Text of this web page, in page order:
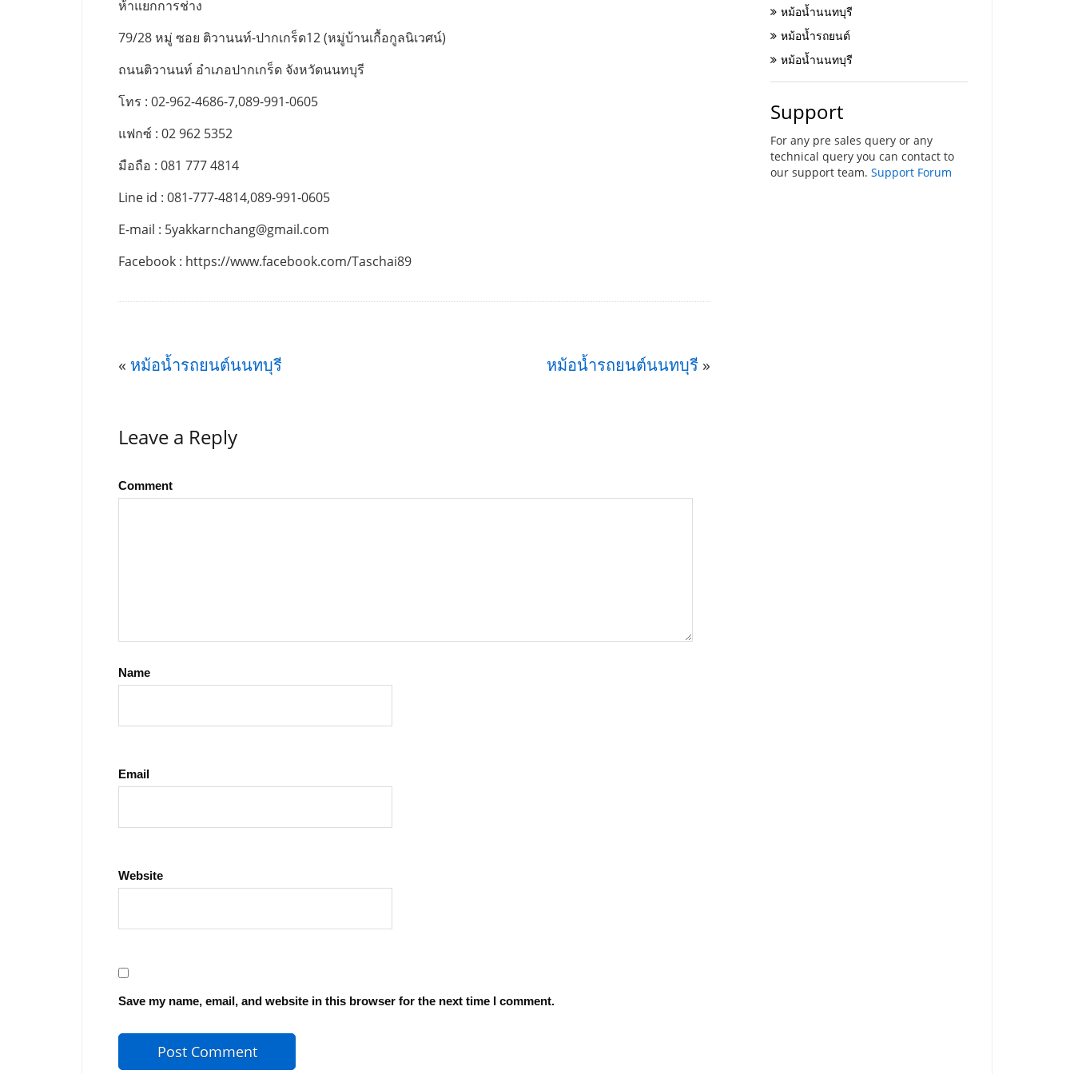
ห้าแยกการช่าง
79/28 หมู่ ซอย ติวานนท์-ปากเกร็ด12 (หมู่บ้านเกื้อกูลนิเวศน์)
ถนนติวานนท์ อำเภอปากเกร็ด จังหวัดนนทบุรี
โทร : 02-962-4686-7,089-991-0605
แฟกซ์ : 02 962 5352
มือถือ : 081 777 4814
Line id : 081-777-4814,089-991-0605
E-mail : 5yakkarnchang@gmail.com
Facebook : https://www.facebook.com/Taschai89
« หม้อน้ำรถยนต์นนทบุรี หม้อน้ำรถยนต์นนทบุรี »
Leave a Reply
Comment
Name
Email
Website
Save my name, email, and website in this browser for the next time I comment.
หม้อน้ำนนทบุรี
หม้อน้ำรถยนต์
หม้อน้ำนนทบุรี
Support
For any pre sales query or any
technical query you can contact to
our support team. Support Forum